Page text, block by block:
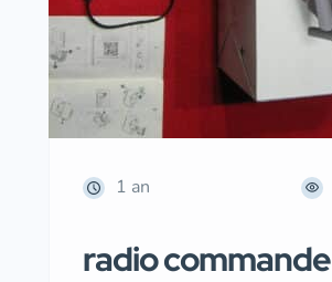
1 an
radio commande